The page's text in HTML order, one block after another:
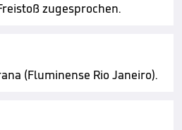
zugesprochen.
(Fluminense Rio Janeiro).